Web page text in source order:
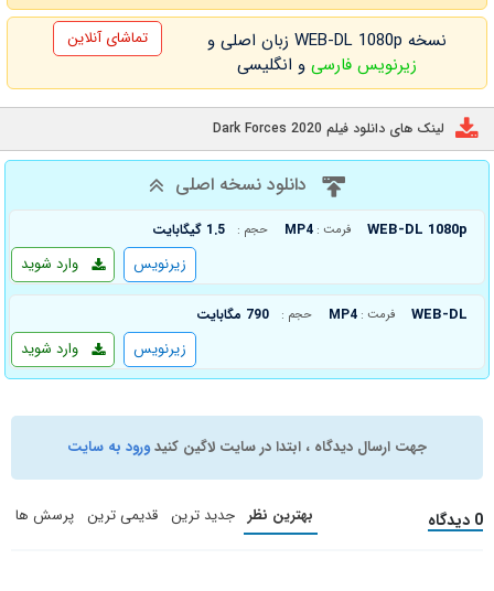
نسخه WEB-DL 1080p زبان اصلی و
زیرنویس فارسی و انگلیسی
تماشای آنلاین
لینک های دانلود فیلم Dark Forces 2020
دانلود نسخه اصلی
WEB-DL 1080p فرمت : MP4 حجم : 1.5 گیگابایت
وارد شوید زیرنویس
WEB-DL فرمت : MP4 حجم : 790 مگابایت
وارد شوید زیرنویس
جهت ارسال دیدگاه ، ابتدا در سایت لاگین کنیدورود به سایت
0 دیدگاه بهترین نظر جدید ترین قدیمی ترین پرسش ها